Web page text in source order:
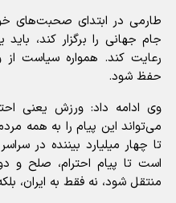
طارمی در ابتدای صحبت‌های
جام جهانی را برگزار کند،
رعایت کند. همواره سیاست
حفظ شود.
وی ادامه داد: ورزش یعنی
می‌تواند این پیام را به همه
تا چهار میلیارد بیننده در
است تا پیام احترام، صلح و
منتقل شود، نه فقط به ایران،